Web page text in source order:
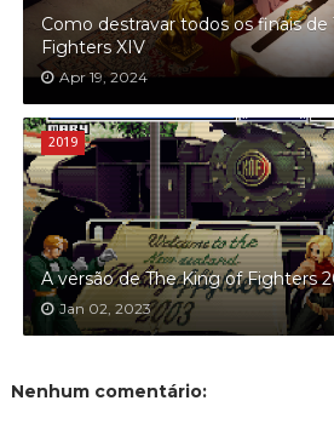
Como destravar todos os finais de
Fighters XIV
Apr 19, 2024
2019
A versão de The King of Fighters
Jan 02, 2023
Nenhum comentário: